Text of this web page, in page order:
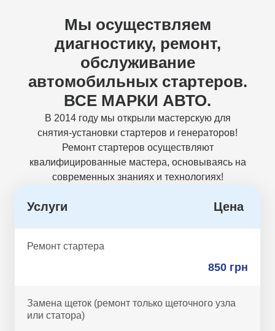
Мы осуществляем
диагностику, ремонт,
обслуживание
автомобильных стартеров.
ВСЕ МАРКИ АВТО.
В 2014 году мы открыли мастерскую для
снятия-установки стартеров и генераторов!
Ремонт стартеров осуществляют
квалифицированные мастера, основываясь на
современных знаниях и технологиях!
Услуги Цена
Ремонт стартера
850 грн
Замена щеток (ремонт только щеточного узла
или статора)